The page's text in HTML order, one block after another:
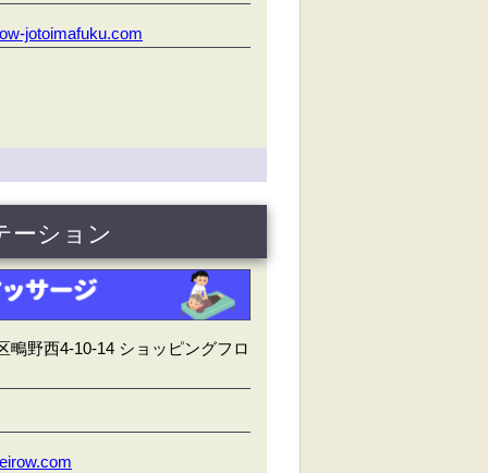
jotoimafuku.com
ーション
鴫野西4-10-14 ショッピングフロ